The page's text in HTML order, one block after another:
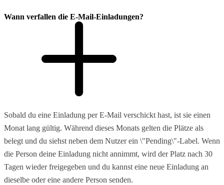
Wann verfallen die E-Mail-Einladungen?
Sobald du eine Einladung per E-Mail verschickt hast, ist sie einen
Monat lang gültig. Während dieses Monats gelten die Plätze als
belegt und du siehst neben dem Nutzer ein \"Pending\"-Label. Wenn
die Person deine Einladung nicht annimmt, wird der Platz nach 30
Tagen wieder freigegeben und du kannst eine neue Einladung an
dieselbe oder eine andere Person senden.